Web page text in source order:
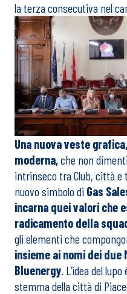
la terza consecutiva nel
Una nuova veste
moderna,che non
intrinseco tra Club, città
nuovo simbolo di Gas
incarna quei valori che
radicamento della
gli elementi che
insieme ai nomi dei due
Bluenergy. L’idea del
stemma della città di